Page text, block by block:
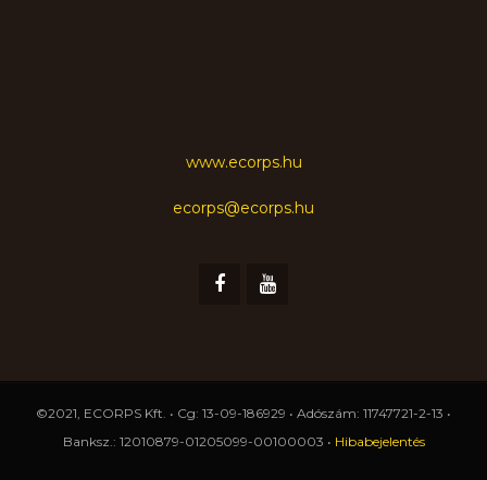
www.ecorps.hu
ecorps@ecorps.hu
©2021, ECORPS Kft. • Cg: 13-09-186929 • Adószám: 11747721-2-13 •
Banksz.: 12010879-01205099-00100003 • Hibabejelentés